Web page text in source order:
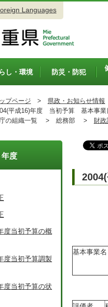
Languages
し・環境 防災・防犯
プページ > 県政・お知らせ情報
平成16)年度 当初予算 基本事業
の組織一覧 > 総務部 > 財政
基本事業名
度
度当初予算の概
度当初予算調製
度当初予算の状